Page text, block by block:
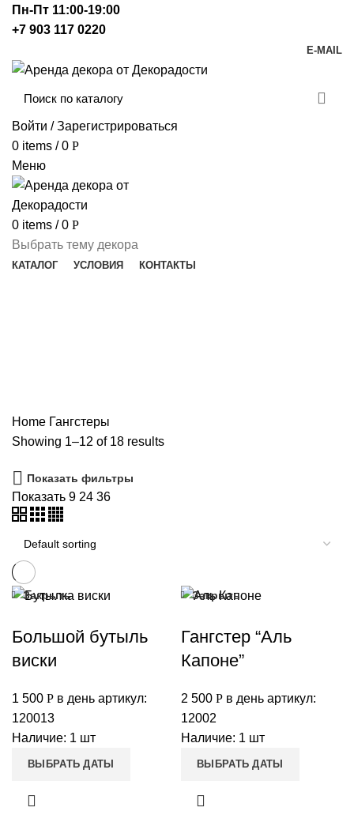
Пн-Пт 11:00-19:00
+7 903 117 0220
E-MAIL
Войти / Зарегистрироваться
0 items / 0 Р
Меню
0 items / 0 Р
Выбрать тему декора
КАТАЛОГ УСЛОВИЯ КОНТАКТЫ
Home Гангстеры
Showing 1–12 of 18 results
Показать фильтры
Показать 9 24 36
Закрыть
Большой бутыль
виски
1 500 Р в день артикул:
120013
Наличие: 1 шт
ВЫБРАТЬ ДАТЫ
Закрыть
Гангстер “Аль
Капоне”
2 500 Р в день артикул:
12002
Наличие: 1 шт
ВЫБРАТЬ ДАТЫ